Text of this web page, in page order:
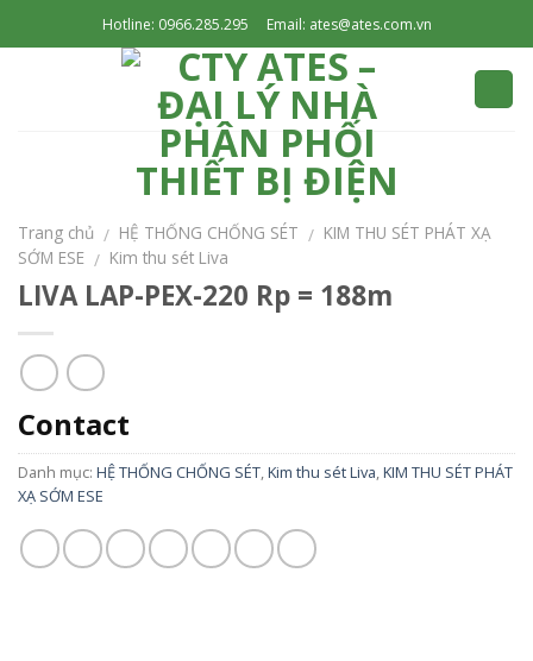
to
Hotline: 0966.285.295 Email: ates@ates.com.vn
Trang chủ / HỆ THỐNG CHỐNG SÉT / KIM THU SÉT PHÁT XẠ
SỚM ESE / Kim thu sét Liva
LIVA LAP-PEX-220 Rp = 188m
Contact
Danh mục: HỆ THỐNG CHỐNG SÉT,Kim thu sét Liva,KIM THU SÉT PHÁT
XẠ SỚM ESE